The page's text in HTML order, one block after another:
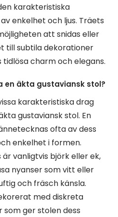
karakteristiska
enkelhet och ljus. Träets
att snidas eller
till subtila dekorationer
charm och elegans.
en äkta gustaviansk stol?
karakteristiska drag
gustaviansk stol. En
ofta av dess
enkelhet i formen.
vanligtvis björk eller ek,
nyanser som vitt eller
och fräsch känsla.
med diskreta
som ger stolen dess